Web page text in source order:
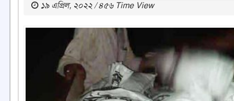
১৯ এপ্রিল, ২০২২ / ৪৫৬ Time View